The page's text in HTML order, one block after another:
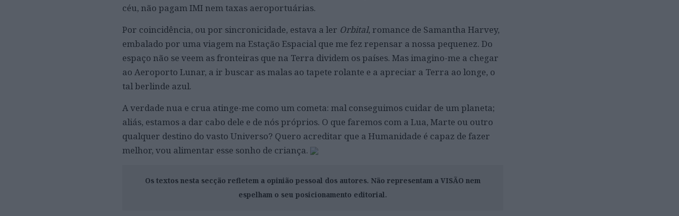
céu, não pagam IMI nem taxas aeroportuárias.
Por coincidência, ou por sincronicidade, estava a ler Orbital, romance de Samantha Harvey,
embalado por uma viagem na Estação Espacial que me fez repensar a nossa pequenez. Do
espaço não se veem as fronteiras que na Terra dividem os países. Mas imagino-me a chegar
ao Aeroporto Lunar, a ir buscar as malas ao tapete rolante e a apreciar a Terra ao longe, o
tal berlinde azul.
A verdade nua e crua atinge-me como um cometa: mal conseguimos cuidar de um planeta;
aliás, estamos a dar cabo dele e de nós próprios. O que faremos com a Lua, Marte ou outro
qualquer destino do vasto Universo? Quero acreditar que a Humanidade é capaz de fazer
melhor, vou alimentar esse sonho de criança.
Os textos nesta secção refletem a opinião pessoal dos autores. Não representam a VISÃO nem
espelham o seu posicionamento editorial.